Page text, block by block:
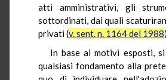
atti amministrativi, gli
sottordinati, dai quali
privati (v. sent. n. 1164 del 1988
In base ai motivi esposti,
qualsiasi fondamento alla